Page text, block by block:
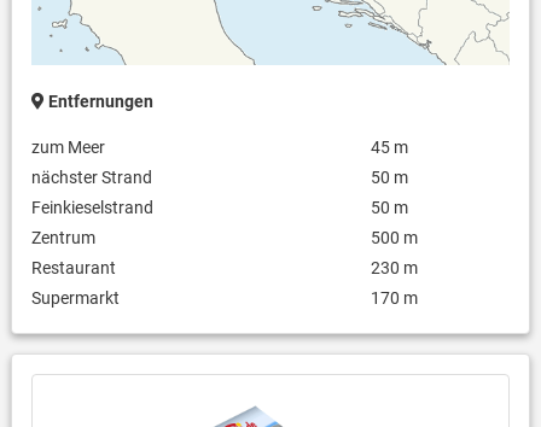
Entfernungen
zum Meer
45 m
nächster Strand
50 m
Feinkieselstrand
50 m
Zentrum
500 m
Restaurant
230 m
Supermarkt
170 m